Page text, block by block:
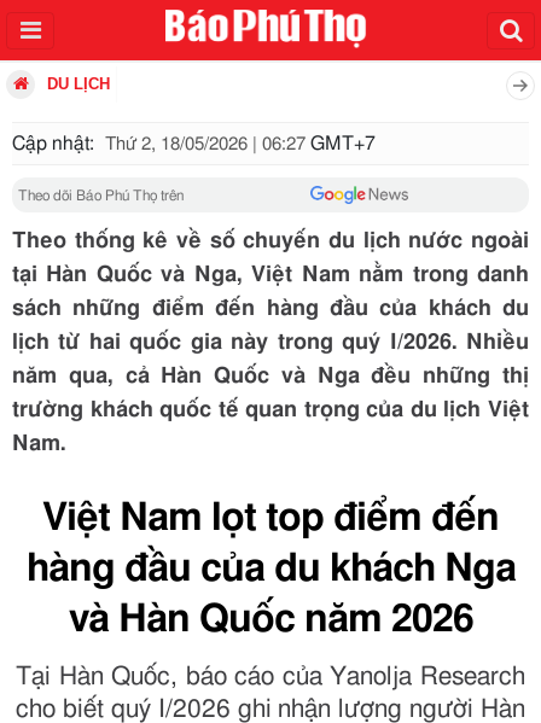
DU LỊCH
Cập nhật: Thứ 2, 18/05/2026 | 06:27 GMT+7
Theo dõi Báo Phú Thọ trên
Theo thống kê về số chuyến du lịch nước ngoài
tại Hàn Quốc và Nga, Việt Nam nằm trong danh
sách những điểm đến hàng đầu của khách du
lịch từ hai quốc gia này trong quý I/2026. Nhiều
năm qua, cả Hàn Quốc và Nga đều những thị
trường khách quốc tế quan trọng của du lịch Việt
Nam.
Việt Nam lọt top điểm đến
hàng đầu của du khách Nga
và Hàn Quốc năm 2026
Tại Hàn Quốc, báo cáo của Yanolja Research
cho biết quý I/2026 ghi nhận lượng người Hàn